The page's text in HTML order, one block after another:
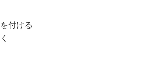
付ける